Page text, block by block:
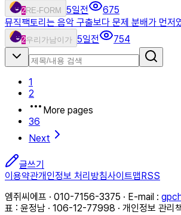
2RE-FORM 5일전
675
뮤직팩토리는 음악 구출보다 문제 분배가 먼저
2우리가남이가 5일전 754
1
2
More pages
36
Next
글쓰기
이용약관개인정보 처리방침사이트맵 RSS
엠쥐씨에프 · 010-7156-3375 · E-mail :
표 : 윤정남 · 106-12-77998 · 개인정보 관리